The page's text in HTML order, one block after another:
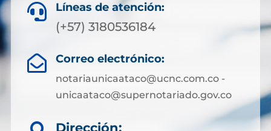
 Líneas de atención:
(+57) 3180536184
 Correo electrónico:
notariaunicaataco@ucnc.com.co -
unicaataco@supernotariado.gov.co
Dirección: